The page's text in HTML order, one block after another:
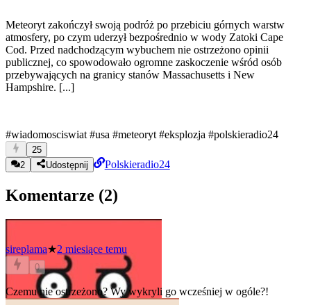
Meteoryt zakończył swoją podróż po przebiciu górnych warstw
atmosfery, po czym uderzył bezpośrednio w wody Zatoki Cape
Cod. Przed nadchodzącym wybuchem nie ostrzeżono opinii
publicznej, co spowodowało ogromne zaskoczenie wśród osób
przebywających na granicy stanów Massachusetts i New
Hampshire. [...]
#wiadomosciswiat #usa #meteoryt #eksplozja #polskieradio24
25
2
Udostępnij Polskieradio24
Komentarze (2)
sireplama★2 miesiące temu
0
Czemu nie ostrzeżono? Wy wykryli go wcześniej w ogóle?!